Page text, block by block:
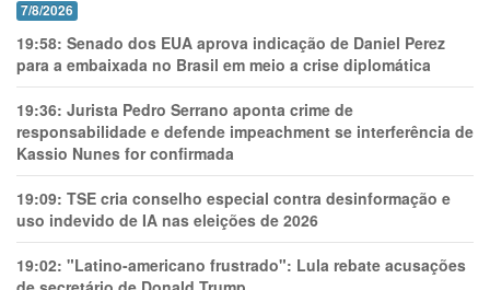
7/8/2026
19:58: Senado dos EUA aprova indicação de Daniel Perez
para a embaixada no Brasil em meio a crise diplomática
19:36: Jurista Pedro Serrano aponta crime de
responsabilidade e defende impeachment se interferência de
Kassio Nunes for confirmada
19:09: TSE cria conselho especial contra desinformação e
uso indevido de IA nas eleições de 2026
19:02: "Latino-americano frustrado": Lula rebate acusações